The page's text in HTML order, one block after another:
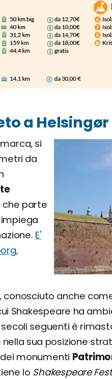
a
si
da
che parte
E'
conosciuto anche
Shakespeare ha
secoli seguenti è
sua posizione
monumenti
lo Shakespeare